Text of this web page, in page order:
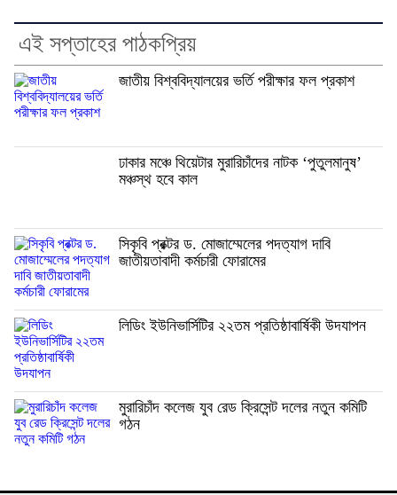
এই সপ্তাহের পাঠকপ্রিয়
জাতীয় বিশ্ববিদ্যালয়ের ভর্তি পরীক্ষার ফল প্রকাশ
ঢাকার মঞ্চে থিয়েটার মুরারিচাঁদের নাটক ‘পুতুলমানুষ’
মঞ্চস্থ হবে কাল
সিকৃবি প্রক্টর ড. মোজাম্মেলের পদত্যাগ দাবি
জাতীয়তাবাদী কর্মচারী ফোরামের
লিডিং ইউনিভার্সিটির ২২তম প্রতিষ্ঠাবার্ষিকী উদযাপন
মুরারিচাঁদ কলেজ যুব রেড ক্রিসেন্ট দলের নতুন কমিটি
গঠন